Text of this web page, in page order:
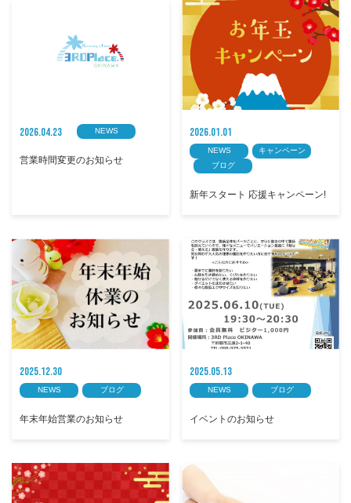
2026.04.23 NEWS
営業時間変更のお知らせ
2026.01.01
NEWS
キャンペーン
ブログ
新年スタート 応援キャンペーン!
2025.12.30
NEWS ブログ
年末年始営業のお知らせ
2025.05.13
NEWS ブログ
イベントのお知らせ